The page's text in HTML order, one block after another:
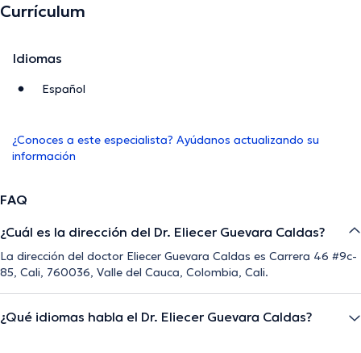
Currículum
Idiomas
Español
¿Conoces a este especialista? Ayúdanos actualizando su
información
FAQ
¿Cuál es la dirección del Dr. Eliecer Guevara Caldas?
La dirección del doctor Eliecer Guevara Caldas es Carrera 46 #9c-
85, Cali, 760036, Valle del Cauca, Colombia, Cali.
¿Qué idiomas habla el Dr. Eliecer Guevara Caldas?